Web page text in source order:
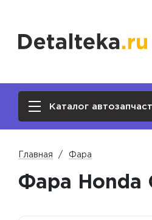
Каталог
Главная Фара
Фара Honda